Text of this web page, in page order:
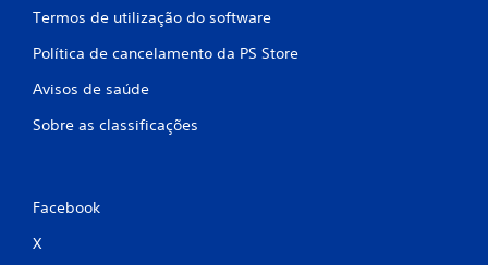
Termos de utilização do software
Política de cancelamento da PS Store
Avisos de saúde
Sobre as classificações
Facebook
X